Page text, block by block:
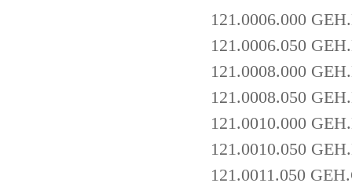
121.0006.000
121.0006.050
121.0008.000
121.0008.050
121.0010.000
121.0010.050
121.0011.050